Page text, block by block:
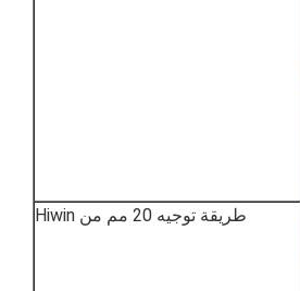
طريقة توجيه 20 مم من Hiwin